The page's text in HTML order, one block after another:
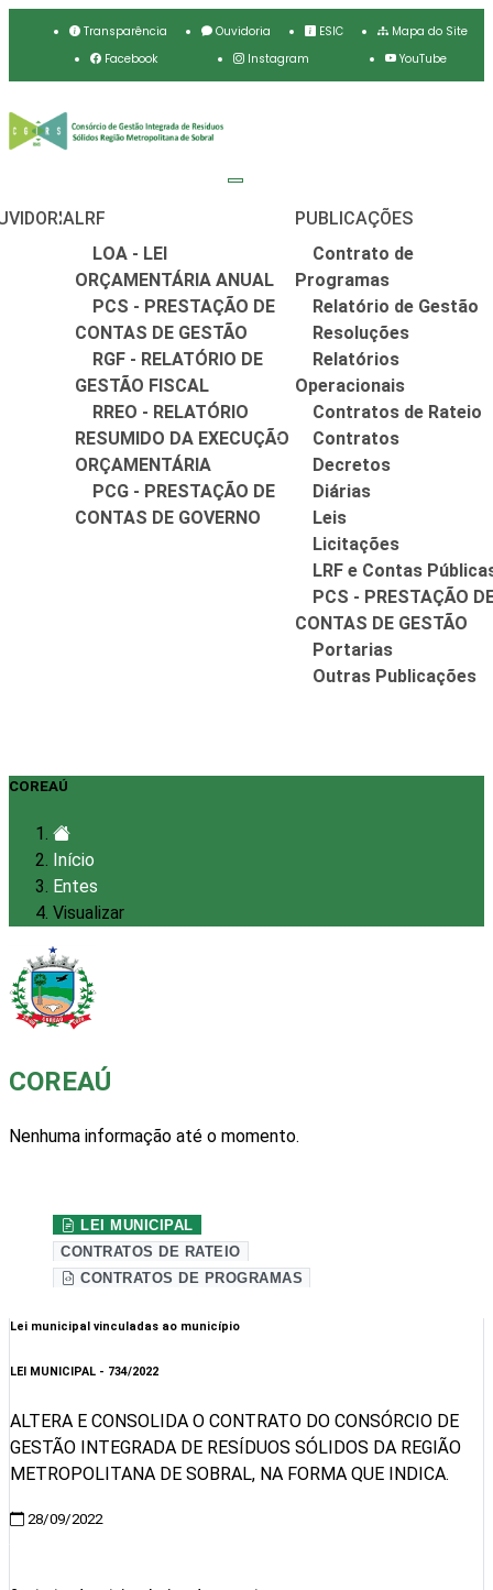
Transparência Ouvidoria ESIC
Mapa do Site
Facebook
Instagram YouTube
LRF
LOA - LEI
ORÇAMENTÁRIA ANUAL
PCS - PRESTAÇÃO DE
CONTAS DE GESTÃO
RGF - RELATÓRIO DE
GESTÃO FISCAL
RREO - RELATÓRIO
RESUMIDO DA EXECUÇÃO
ORÇAMENTÁRIA
PCG - PRESTAÇÃO DE
CONTAS DE GOVERNO
PUBLICAÇÕES
Contrato de
Programas
Relatório de Gestão
Resoluções
Relatórios
Operacionais
Contratos de Rateio
Contratos
Decretos
Diárias
Leis
Licitações
LRF e Contas
PCS - PRESTAÇÃO
CONTAS DE GESTÃO
Portarias
Outras Publicações
COREAÚ
Início
Entes
Visualizar
COREAÚ
Nenhuma informação até o momento.
LEI MUNICIPAL
CONTRATOS DE RATEIO
CONTRATOS DE PROGRAMAS
Lei municipal vinculadas ao município
LEI MUNICIPAL - 734/2022
ALTERA E CONSOLIDA O CONTRATO DO CONSÓRCIO DE
GESTÃO INTEGRADA DE RESÍDUOS SÓLIDOS DA REGIÃO
METROPOLITANA DE SOBRAL, NA FORMA QUE INDICA.
28/09/2022